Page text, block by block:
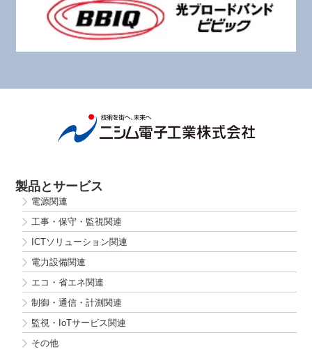
製品とサービス
電源関連
工事・保守・監視関連
ICTソリューション関連
電力設備関連
エコ・省エネ関連
制御・通信・計測関連
監視・IoTサービス関連
その他